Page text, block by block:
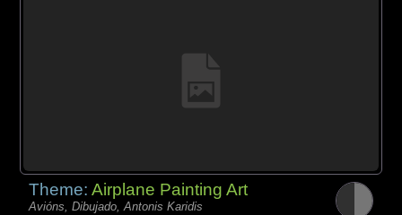
Theme:Airplane Painting Art
Avións, Dibujado, Antonis Karidis